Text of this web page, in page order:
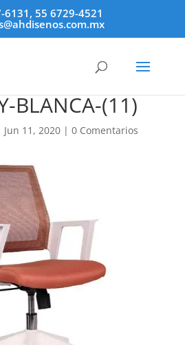
6131, 55 6729-4521
BLANCA-(11)
Jun 11, 2020| 0 Comentarios